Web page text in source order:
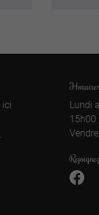
ici
Lundi
15h00